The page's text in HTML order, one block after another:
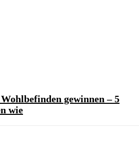
gewinnen – 5
wie